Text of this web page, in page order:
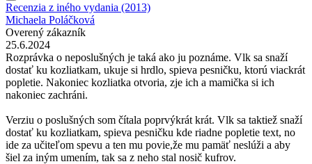
Recenzia z iného vydania (2013)
Michaela Poláčková
Overený zákazník
25.6.2024
Rozprávka o neposlušných je taká ako ju poznáme. Vlk sa snaží
dostať ku kozliatkam, ukuje si hrdlo, spieva pesničku, ktorú viackrát
popletie. Nakoniec kozliatka otvoria, zje ich a mamička si ich
nakoniec zachráni.
Verziu o poslušných som čítala poprvýkrát krát. Vlk sa taktiež snaží
dostať ku kozliatkam, spieva pesničku kde riadne popletie text, no
ide za učiteľom spevu a ten mu povie,že mu pamäť neslúži a aby
šiel za iným umením, tak sa z neho stal nosič kufrov.